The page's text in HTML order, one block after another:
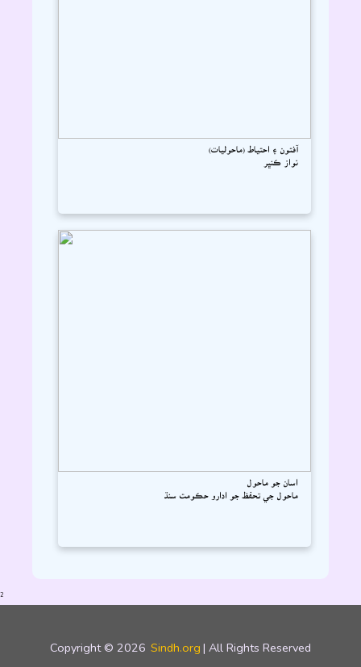
آفتون ۽ احتياط (ماحوليات)
نواز ڪنڀر
اسان جو ماحول
ماحول جي تحفظ جو ادارو حڪومت سنڌ
2
Copyright © 2026 Sindh.org | All Rights Reserved